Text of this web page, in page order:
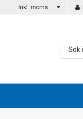
Inkl. moms